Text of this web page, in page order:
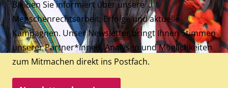
Bleiben Sie informiert über unsere
Menschenrechtsarbeit, Erfolge und aktuelle
Kampagnen. Unser Newsletter bringt Ihnen Stimmen
unserer Partner*innen, Analysen und Möglichkeiten
zum Mitmachen direkt ins Postfach.